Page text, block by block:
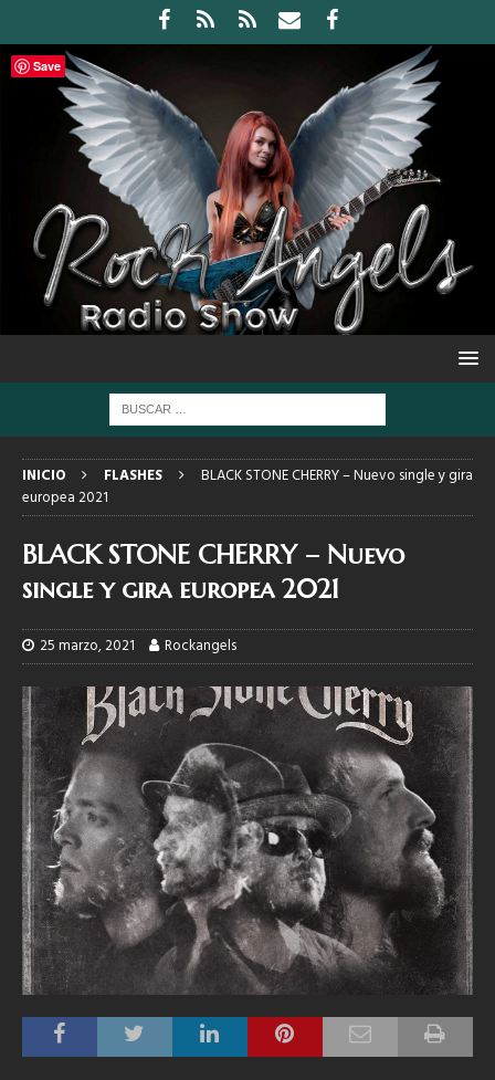
INICIO FLASHES
BLACK STONE CHERRY – Nuevo single y gira
europea 2021
BLACK STONE CHERRY – Nuevo
single y gira europea 2021
25 marzo, 2021 Rockangels
Save